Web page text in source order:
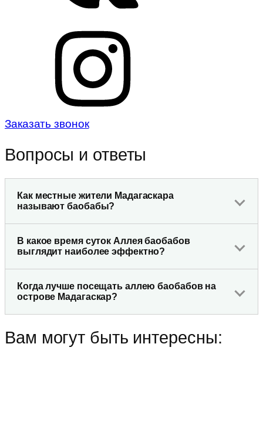
Заказать звонок
Вопросы и ответы
Как местные жители Мадагаскара
называют баобабы?
В какое время суток Аллея баобабов
выглядит наиболее эффектно?
Когда лучше посещать аллею баобабов на
острове Мадагаскар?
Вам могут быть интересны: